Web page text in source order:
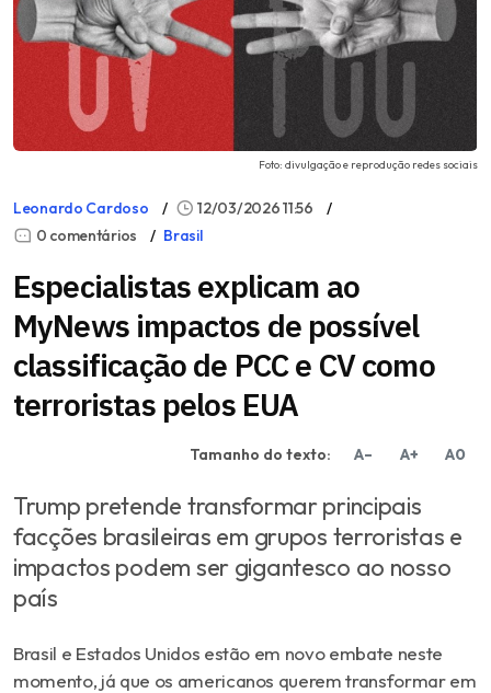
Foto: divulgação e reprodução redes sociais
Leonardo Cardoso
12/03/2026 11:56
0 comentários
Brasil
Especialistas explicam ao
MyNews impactos de possível
classificação de PCC e CV como
terroristas pelos EUA
Tamanho do texto: A– A+ A0
Trump pretende transformar principais
facções brasileiras em grupos terroristas e
impactos podem ser gigantesco ao nosso
país
Brasil e Estados Unidos estão em novo embate neste
momento, já que os americanos querem transformar em